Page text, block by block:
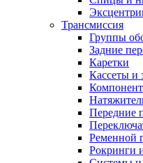
Трансмиссия
Группы
Задние
Каретки
Кассеты и
Передние
Ременной
Рокринги